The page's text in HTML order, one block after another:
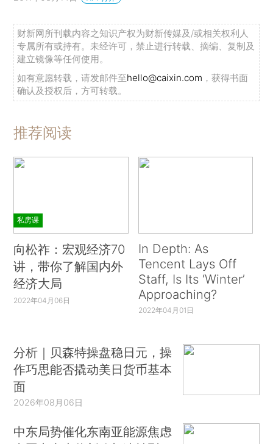
财新网所刊载内容之知识产权为财新传媒及/或相关权利人
专属所有或持有。未经许可，禁止进行转载、摘编、复制及
建立镜像等任何使用。
如有意愿转载，请发邮件至hello@caixin.com ，获得书面
确认及授权后，方可转载。
推荐阅读
私房课
向松祚：宏观经济70
讲，带你了解国内外
经济大局
2022年04月06日
In Depth: As
Tencent Lays Off
Staff, Is Its ‘Winter’
Approaching?
2022年04月01日
分析｜贝森特操盘稳日元，操
作巧思能否撬动美日货币基本
面
2026年08月06日
中东局势催化东南亚能源焦虑